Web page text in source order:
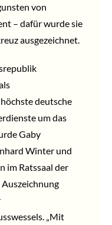
von
– dafür wurde sie
ausgezeichnet.
deutsche
um das
Gaby
Winter und
im Ratssaal der
„Mit